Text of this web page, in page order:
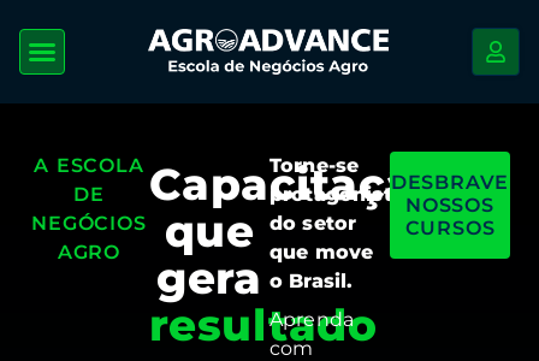
A ESCOLA
DE
NEGÓCIOS
AGRO
Capacitação
que
gera
progresso
Torne-se
protagonista
do setor
que move
o Brasil.
Aprenda
com
DESBRAVE
NOSSOS
CURSOS